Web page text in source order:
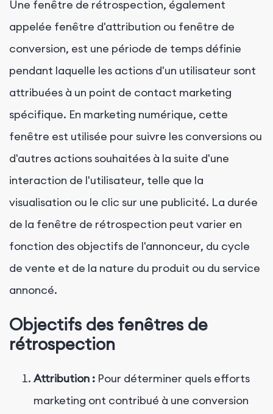
Une fenêtre de rétrospection, également
appelée fenêtre d'attribution ou fenêtre de
conversion, est une période de temps définie
pendant laquelle les actions d'un utilisateur sont
attribuées à un point de contact marketing
spécifique. En marketing numérique, cette
fenêtre est utilisée pour suivre les conversions ou
d'autres actions souhaitées à la suite d'une
interaction de l'utilisateur, telle que la
visualisation ou le clic sur une publicité. La durée
de la fenêtre de rétrospection peut varier en
fonction des objectifs de l'annonceur, du cycle
de vente et de la nature du produit ou du service
annoncé.
Objectifs des fenêtres de
rétrospection
Attribution : Pour déterminer quels efforts
marketing ont contribué à une conversion